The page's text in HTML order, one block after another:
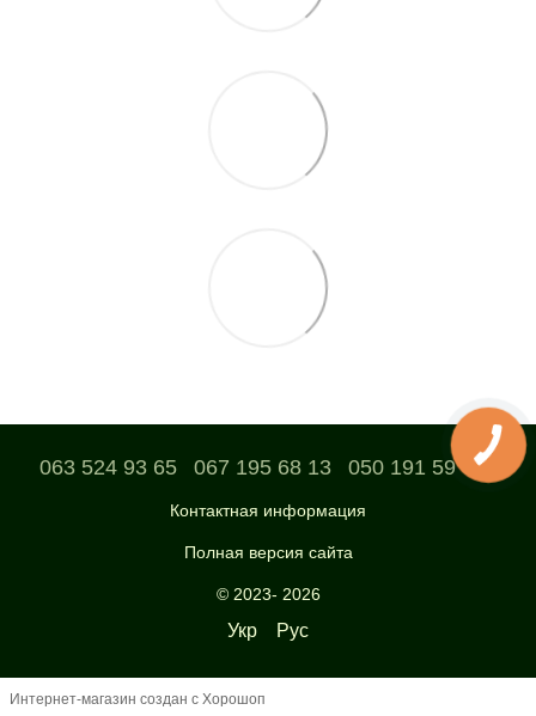
063 524 93 65 067 195 68 13 050 191 59 04
Контактная информация
Полная версия сайта
© 2023- 2026
Укр Рус
Интернет-магазин создан с Хорошоп